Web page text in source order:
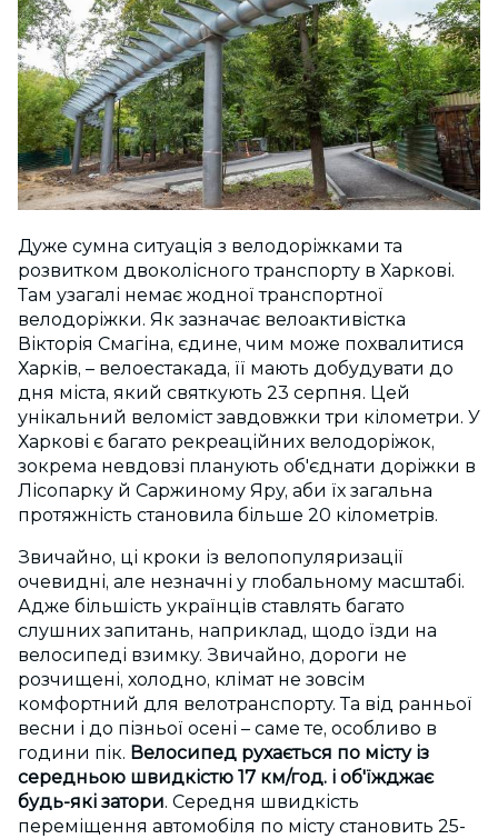
Дуже сумна ситуація з велодоріжками та
розвитком двоколісного транспорту в Харкові.
Там узагалі немає жодної транспортної
велодоріжки. Як зазначає велоактивістка
Вікторія Смагіна, єдине, чим може похвалитися
Харків, – велоестакада, її мають добудувати до
дня міста, який святкують 23 серпня. Цей
унікальний веломіст завдовжки три кілометри. У
Харкові є багато рекреаційних велодоріжок,
зокрема невдовзі планують об'єднати доріжки в
Лісопарку й Саржиному Яру, аби їх загальна
протяжність становила більше 20 кілометрів.
Звичайно, ці кроки із велопопуляризації
очевидні, але незначні у глобальному масштабі.
Адже більшість українців ставлять багато
слушних запитань, наприклад, щодо їзди на
велосипеді взимку. Звичайно, дороги не
розчищені, холодно, клімат не зовсім
комфортний для велотранспорту. Та від ранньої
весни і до пізньої осені – саме те, особливо в
години пік. Велосипед рухається по місту із
середньою швидкістю 17 км/год. і об'їжджає
будь-які затори. Середня швидкість
переміщення автомобіля по місту становить 25-